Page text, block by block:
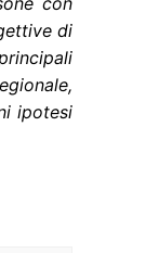
di
ipotesi